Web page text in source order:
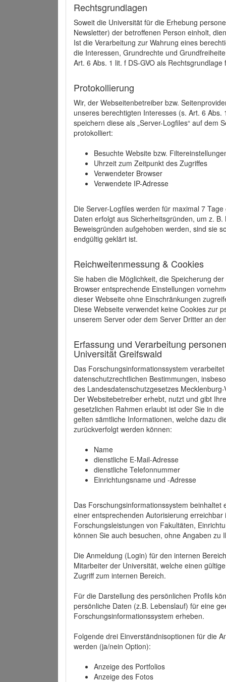
Rechtsgrundlagen
Soweit die Universität für die Erhebung
Newsletter) der betroffenen Person einholt,
Ist die Verarbeitung zur Wahrung eines
die Interessen, Grundrechte und
Art. 6 Abs. 1 lit. f DS-GVO als
Protokollierung
Wir, der Webseitenbetreiber bzw.
unseres berechtigten Interesses (s. Art. 6
speichern diese als „Server-Logfiles“ auf dem
protokolliert:
Besuchte Website bzw.
Uhrzeit zum Zeitpunkt des Zugriffes
Verwendeter Browser
Verwendete IP-Adresse
Die Server-Logfiles werden für maximal 7
Daten erfolgt aus Sicherheitsgründen, um z.
Beweisgründen aufgehoben werden, sind sie
endgültig geklärt ist.
Reichweitenmessung & Cookies
Sie haben die Möglichkeit, die Speicherung
Browser entsprechende Einstellungen
dieser Webseite ohne Einschränkungen
Diese Webseite verwendet keine Cookies zur
unserem Server oder dem Server Dritter an
Erfassung und Verarbeitung
Universität Greifswald
Das Forschungsinformationssystem
datenschutzrechtlichen Bestimmungen,
des Landesdatenschutzgesetzes
Der Websitebetreiber erhebt, nutzt und gibt
gesetzlichen Rahmen erlaubt ist oder Sie in
gelten sämtliche Informationen, welche dazu
zurückverfolgt werden können:
Name
dienstliche E-Mail-Adresse
dienstliche Telefonnummer
Einrichtungsname und -Adresse
Das Forschungsinformationssystem beinhaltet
einer entsprechenden Autorisierung
Forschungsleistungen von Fakultäten,
können Sie auch besuchen, ohne Angaben zu
Die Anmeldung (Login) für den internen
Mitarbeiter der Universität, welche einen
Zugriff zum internen Bereich.
Für die Darstellung des persönlichen Profils
persönliche Daten (z.B. Lebenslauf) für eine
Forschungsinformationssystem erheben.
Folgende drei Einverständnisoptionen für die
werden (ja/nein Option):
Anzeige des Portfolios
Anzeige des Fotos